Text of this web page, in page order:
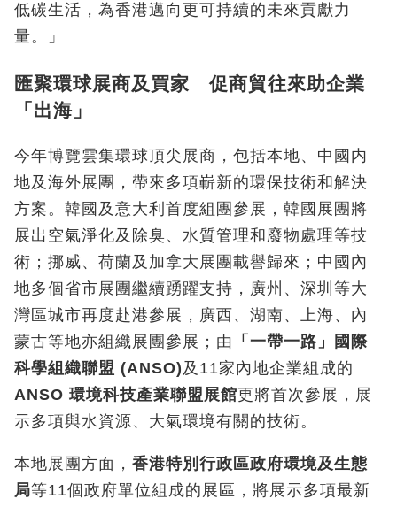
低碳生活，為香港邁向更可持續的未來貢獻力
量。」
匯聚環球展商及買家 促商貿往來助企業
「出海」
今年博覽雲集環球頂尖展商，包括本地、中國内
地及海外展團，帶來多項嶄新的環保技術和解決
方案。韓國及意大利首度組團參展，韓國展團將
展出空氣淨化及除臭、水質管理和廢物處理等技
術；挪威、荷蘭及加拿大展團載譽歸來；中國內
地多個省市展團繼續踴躍支持，廣州、深圳等大
灣區城市再度赴港參展，廣西、湖南、上海、內
蒙古等地亦組織展團參展；由 「一帶一路」國際
科學組織聯盟 (ANSO)及11家內地企業組成的
ANSO 環境科技產業聯盟展館更將首次參展，展
示多項與水資源、大氣環境有關的技術。
本地展團方面， 香港特別行政區政府環境及生態
局等11個政府單位組成的展區，將展示多項最新